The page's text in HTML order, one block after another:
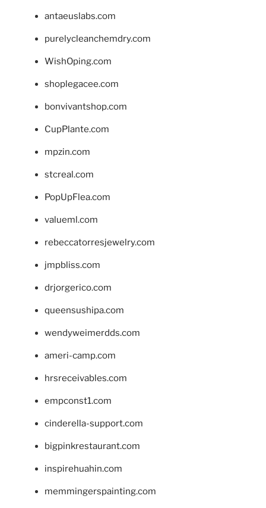
antaeuslabs.com
purelycleanchemdry.com
WishOping.com
shoplegacee.com
bonvivantshop.com
CupPlante.com
mpzin.com
stcreal.com
PopUpFlea.com
valueml.com
rebeccatorresjewelry.com
jmpbliss.com
drjorgerico.com
queensushipa.com
wendyweimerdds.com
ameri-camp.com
hrsreceivables.com
empconst1.com
cinderella-support.com
bigpinkrestaurant.com
inspirehuahin.com
memmingerspainting.com